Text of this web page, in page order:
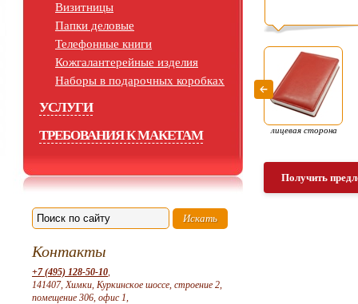
Визитницы
Папки деловые
Телефонные книги
Кожгалантерейные изделия
Наборы в подарочных коробках
УСЛУГИ
ТРЕБОВАНИЯ К МАКЕТАМ
Контакты
+7 (495) 128-50-10,
141407, Химки, Куркинское шоссе, строение 2,
помещение 306, офис 1,
лицевая сторона
Получить